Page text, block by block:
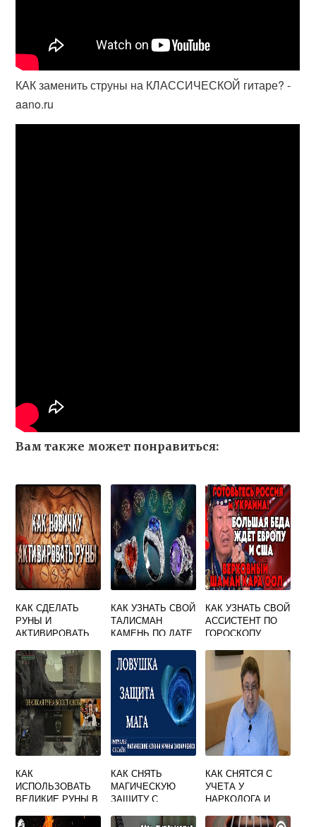
КАК заменить струны на КЛАССИЧЕСКОЙ гитаре? -
aano.ru
Вам также может понравиться:
КАК СДЕЛАТЬ
РУНЫ И
АКТИВИРОВАТЬ
УСЛОВИЯХ
КАК УЗНАТЬ СВОЙ
ТАЛИСМАН
КАМЕНЬ ПО ДАТЕ
ЗНАКУ ЗОДИАКА
КАК УЗНАТЬ СВОЙ
АССИСТЕНТ ПО
ГОРОСКОПУ
КАК
ИСПОЛЬЗОВАТЬ
ВЕЛИКИЕ РУНЫ В
КАК СНЯТЬ
МАГИЧЕСКУЮ
ЗАЩИТУ С
КАК СНЯТСЯ С
УЧЕТА У
НАРКОЛОГА И